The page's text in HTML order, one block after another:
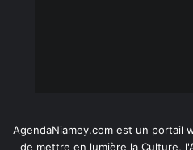
AgendaNiamey.com est un portail
de mettre en lumière la Culture,